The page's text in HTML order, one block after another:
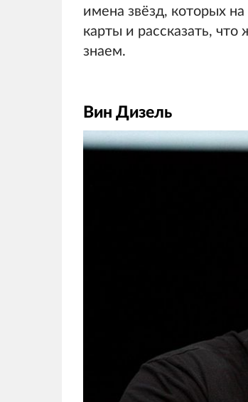
имена звёзд, которых
карты и рассказать,
знаем.
Вин Дизель